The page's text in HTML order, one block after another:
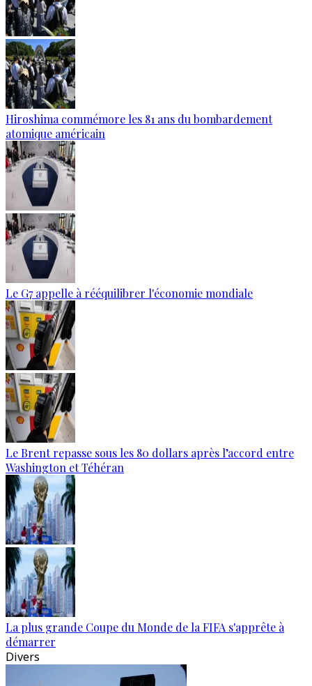
Hiroshima commémore les 81 ans du bombardement
atomique américain
Le G7 appelle à rééquilibrer l'économie mondiale
Le Brent repasse sous les 80 dollars après l’accord entre
Washington et Téhéran
La plus grande Coupe du Monde de la FIFA s'apprête à
démarrer
Divers